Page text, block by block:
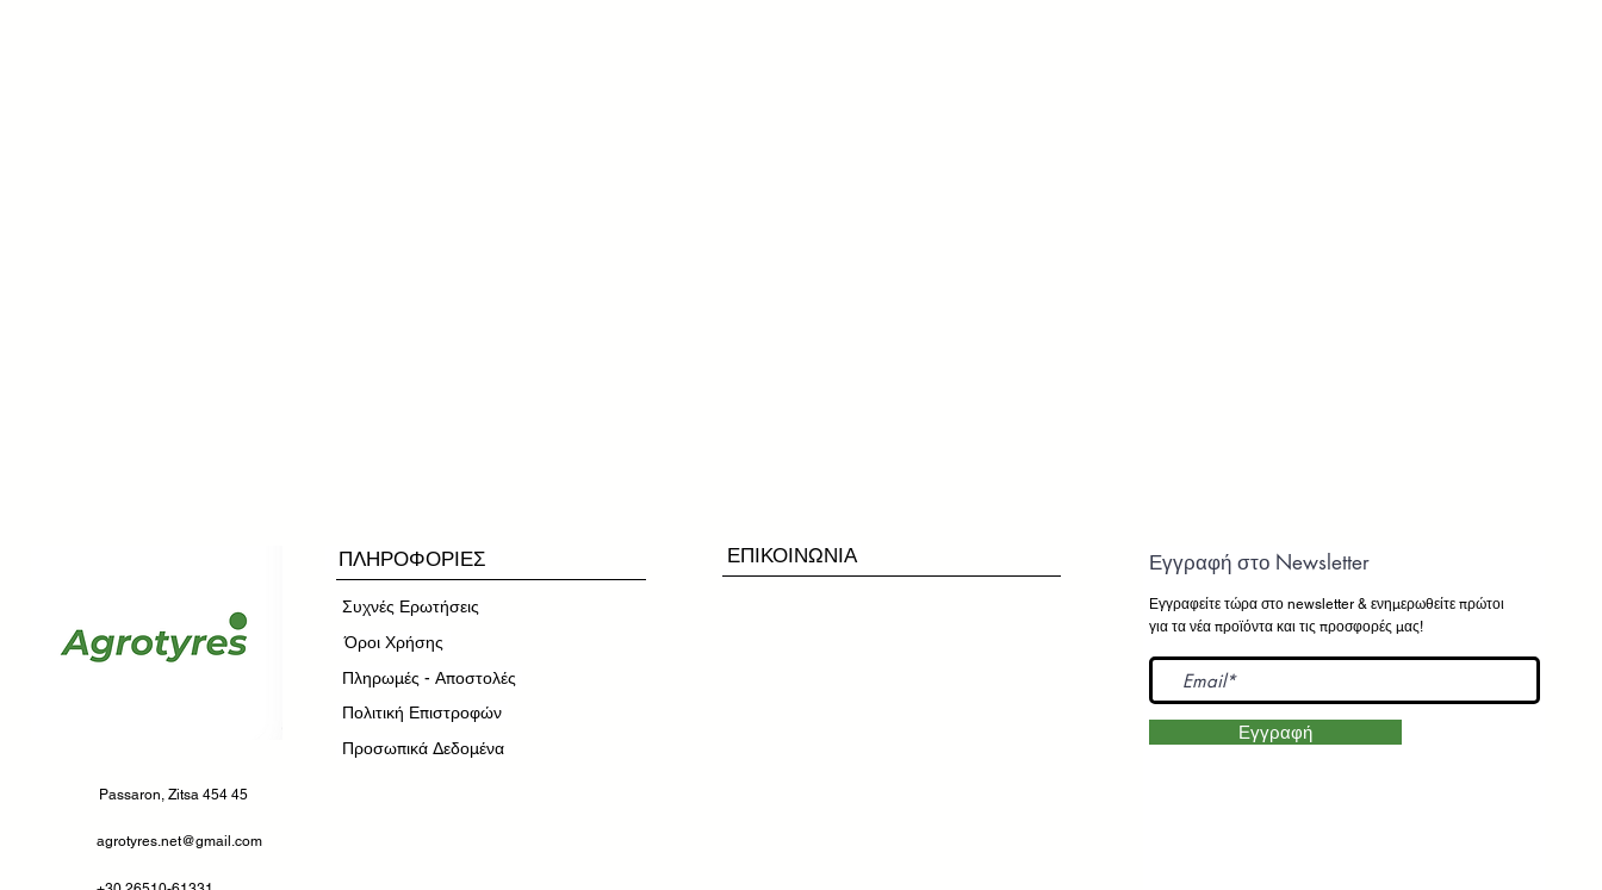
ΠΛΗΡΟΦΟΡΙΕΣ
Συχνές Ερωτήσεις
​Όροι Χρήσης
Πληρωμές - Αποστολές
Πολιτική Επιστροφών
Προσωπικά Δεδομένα
Passaron, Zitsa 454 45
agrotyres.net@gmail.com
ΕΠΙΚΟΙΝΩΝΙΑ Εγγραφή στο Newsletter
Εγγραφείτε τώρα στο newsletter & ενημερωθείτε πρώτοι
για τα νέα προϊόντα και τις προσφορές μας!
Εγγραφή